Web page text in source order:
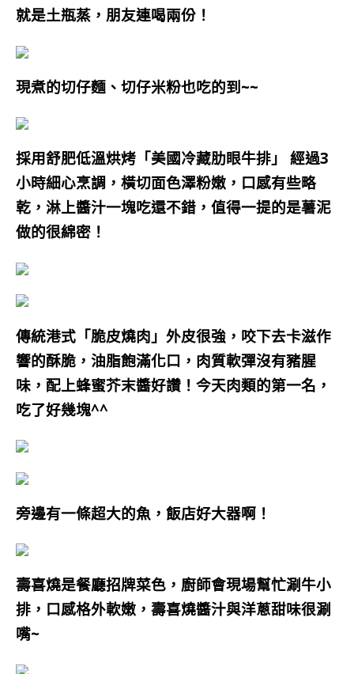
就是土瓶蒸，朋友連喝兩份！
現煮的切仔麵、切仔米粉也吃的到~~
採用舒肥低溫烘烤 「美國冷藏肋眼牛排」 經過3
小時細心烹調，橫切面色澤粉嫩，口感有些略
乾，淋上醬汁一塊吃還不錯，值得一提的是薯泥
做的很綿密！
傳統港式「脆皮燒肉」外皮很強，咬下去卡滋作
響的酥脆，油脂飽滿化口，肉質軟彈沒有豬腥
味，配上蜂蜜芥末醬好讚！今天肉類的第一名，
吃了好幾塊^^
旁邊有一條超大的魚，飯店好大器啊！
壽喜燒是餐廳招牌菜色，廚師會現場幫忙涮牛小
排，口感格外軟嫩，壽喜燒醬汁與洋蔥甜味很涮
嘴~